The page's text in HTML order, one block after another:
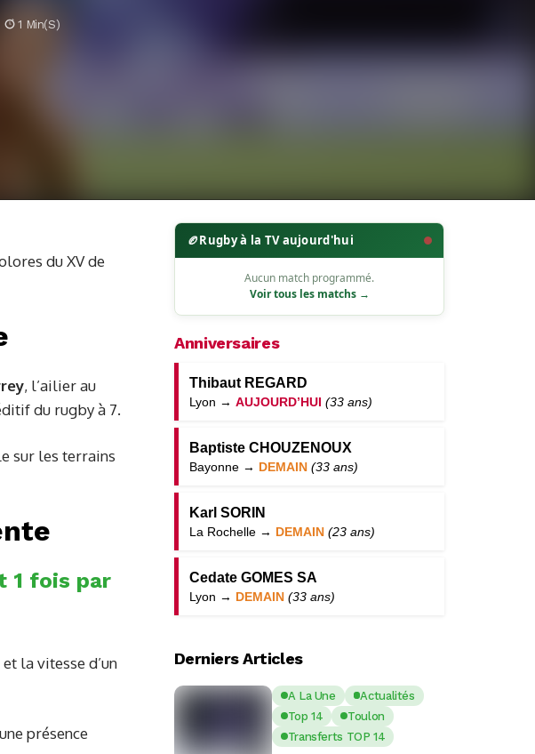
1 Min(s)
du XV de
, l’ailier au
du rugby à 7.
sur les terrains
1 fois par
la vitesse d’un
présence
🏉Rugby à la TV aujourd'hui
Aucun match programmé.
Voir tous les matchs →
Anniversaires
Thibaut REGARD
Lyon → AUJOURD’HUI (33 ans)
Baptiste CHOUZENOUX
Bayonne → DEMAIN (33 ans)
Karl SORIN
La Rochelle → DEMAIN (23 ans)
Cedate GOMES SA
Lyon → DEMAIN (33 ans)
Derniers Articles
A La Une
Actualités
Top 14
Toulon
Transferts TOP 14